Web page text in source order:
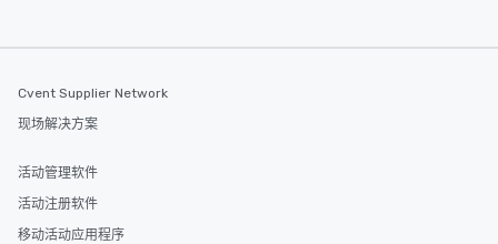
Cvent Supplier Network
现场解决方案
活动管理软件
活动注册软件
移动活动应用程序